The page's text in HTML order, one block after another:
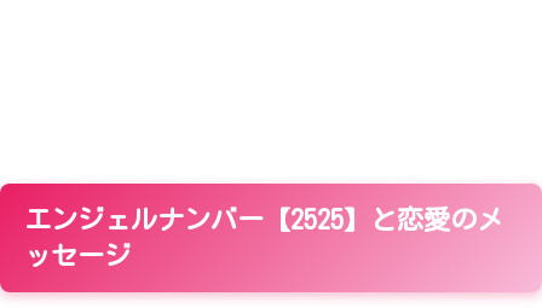
エンジェルナンバー【2525】と恋愛のメ
ッセージ